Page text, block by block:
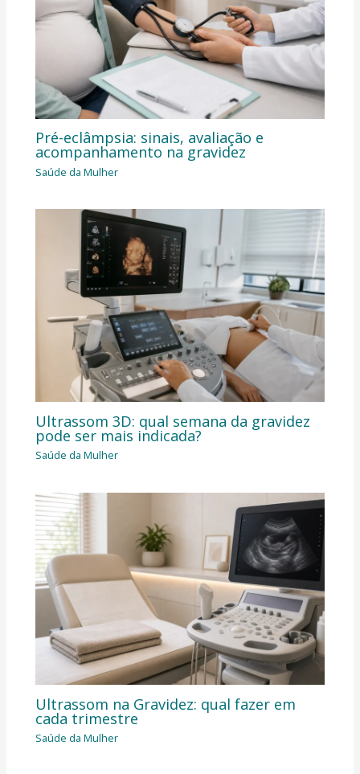
Pré-eclâmpsia: sinais, avaliação e
acompanhamento na gravidez
Saúde da Mulher
Ultrassom 3D: qual semana da gravidez
pode ser mais indicada?
Saúde da Mulher
Ultrassom na Gravidez: qual fazer em
cada trimestre
Saúde da Mulher